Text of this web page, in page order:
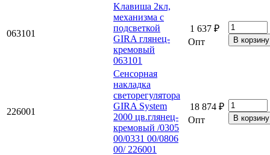
063101
Kлавиша 2кл,
механизма с
подсветкой
GIRA глянец-
кремовый
063101
1 637 ₽
Опт
226001
Сенсорная
накладка
светорегулятора
GIRA System
2000 цв.глянец-
кремовый /0305
00/0331 00/0806
00/ 226001
18 874 ₽
Опт